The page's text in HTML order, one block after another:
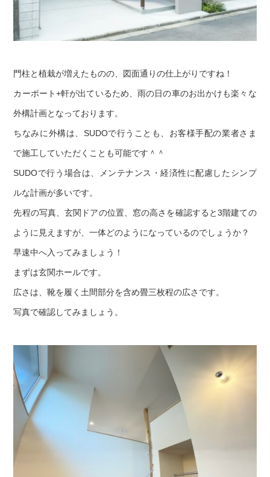
門柱と植栽が増えたものの、図面通りの仕上がりですね！
カーポート+軒が出ているため、雨の日の車のお出かけも楽々な
外構計画となっております。
ちなみに外構は、SUDOで行うことも、お客様手配の業者さま
で施工していただくことも可能です＾＾
SUDOで行う場合は、メンテナンス・経済性に配慮したシンプ
ルな計画が多いです。
先程の写真、玄関ドアの位置、窓の高さを確認すると3階建ての
ように見えますが、一体どのようになっているのでしょうか？
早速中へ入ってみましょう！
まずは玄関ホールです。
広さは、靴を履く土間部分を含め畳三枚程の広さです。
写真で確認してみましょう。